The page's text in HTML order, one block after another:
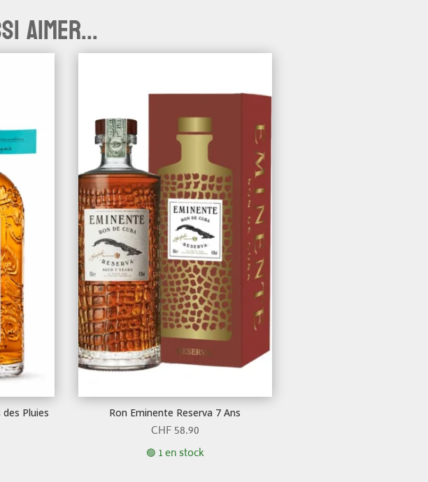
aimer...
Pluies Ron Eminente Reserva 7 Ans
CHF 58.90
🟢 1 en stock